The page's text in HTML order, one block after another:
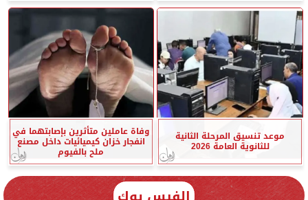
موعد تنسيق المرحلة الثانية
للثانوية العامة 2026
وفاة عاملين متأثرين بإصابتهما في
انفجار خزان كيميائيات داخل مصنع
ملح بالفيوم